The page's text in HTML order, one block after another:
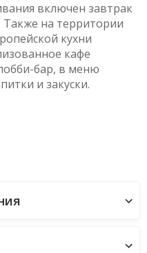
включен завтрак
Также на территории
кухни
кафе
бар, в меню
и закуски.